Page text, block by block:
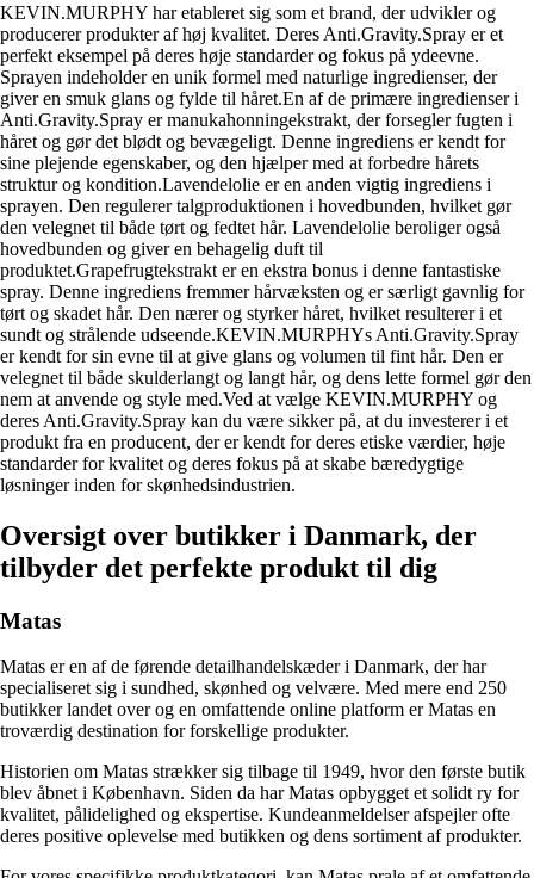
KEVIN.MURPHY har etableret sig som et brand, der udvikler og
producerer produkter af høj kvalitet. Deres Anti.Gravity.Spray er et
perfekt eksempel på deres høje standarder og fokus på ydeevne.
Sprayen indeholder en unik formel med naturlige ingredienser, der
giver en smuk glans og fylde til håret.En af de primære ingredienser i
Anti.Gravity.Spray er manukahonningekstrakt, der forsegler fugten i
håret og gør det blødt og bevægeligt. Denne ingrediens er kendt for
sine plejende egenskaber, og den hjælper med at forbedre hårets
struktur og kondition.Lavendelolie er en anden vigtig ingrediens i
sprayen. Den regulerer talgproduktionen i hovedbunden, hvilket gør
den velegnet til både tørt og fedtet hår. Lavendelolie beroliger også
hovedbunden og giver en behagelig duft til
produktet.Grapefrugtekstrakt er en ekstra bonus i denne fantastiske
spray. Denne ingrediens fremmer hårvæksten og er særligt gavnlig for
tørt og skadet hår. Den nærer og styrker håret, hvilket resulterer i et
sundt og strålende udseende.KEVIN.MURPHYs Anti.Gravity.Spray
er kendt for sin evne til at give glans og volumen til fint hår. Den er
velegnet til både skulderlangt og langt hår, og dens lette formel gør den
nem at anvende og style med.Ved at vælge KEVIN.MURPHY og
deres Anti.Gravity.Spray kan du være sikker på, at du investerer i et
produkt fra en producent, der er kendt for deres etiske værdier, høje
standarder for kvalitet og deres fokus på at skabe bæredygtige
løsninger inden for skønhedsindustrien.
Oversigt over butikker i Danmark, der
tilbyder det perfekte produkt til dig
Matas
Matas er en af de førende detailhandelskæder i Danmark, der har
specialiseret sig i sundhed, skønhed og velvære. Med mere end 250
butikker landet over og en omfattende online platform er Matas en
troværdig destination for forskellige produkter.
Historien om Matas strækker sig tilbage til 1949, hvor den første butik
blev åbnet i København. Siden da har Matas opbygget et solidt ry for
kvalitet, pålidelighed og ekspertise. Kundeanmeldelser afspejler ofte
deres positive oplevelse med butikken og dens sortiment af produkter.